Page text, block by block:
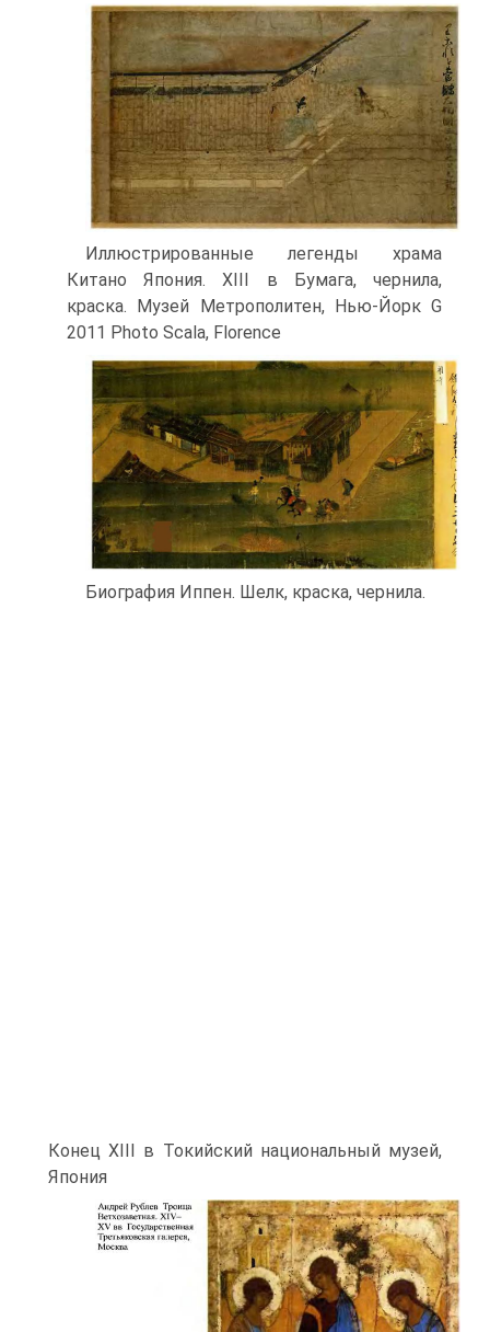
Иллюстрированные легенды храма
Китано Япония. XIII в Бумага, чернила,
краска. Музей Метрополитен, Нью-Йорк G
2011 Photo Scala, Florence
Биография Иппен. Шелк, краска, чернила.
Конец XIII в Токийский национальный музей,
Япония